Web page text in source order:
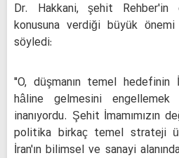
Dr. Hakkani, şehit Rehber'in
konusuna verdiği büyük önemi
söyledi:
"O, düşmanın temel hedefinin
hâline gelmesini
inanıyordu. Şehit İmamımızın
politika birkaç temel strateji
İran'ın bilimsel ve sanayi